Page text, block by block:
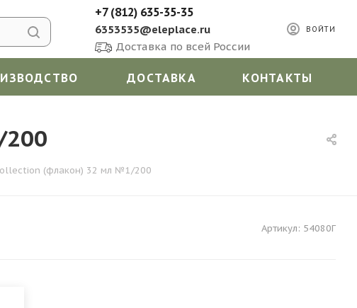
+7 (812) 635-35-35
6353535@eleplace.ru
Доставка по всей России
ВОЙТИ
ДОСТАВКА КОНТАКТЫ
(флакон) 32 мл №1/200
Артикул: 54080Г